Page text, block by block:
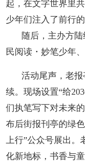
起，在文字世界里
少年们注入了前行的
随后，主办方
民阅读・妙笔少年
活动尾声，老
续。现场设置“给
们执笔写下对未来
布后街报刊亭的绿
上行”公众号展出
化新地标，书香与